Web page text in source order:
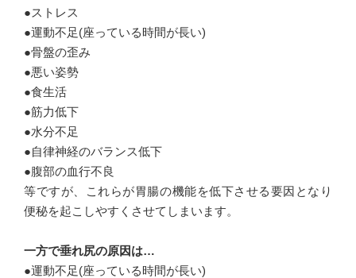
●ストレス
●運動不足(座っている時間が長い)
●骨盤の歪み
●悪い姿勢
●食生活
●筋力低下
●水分不足
●自律神経のバランス低下
●腹部の血行不良
等ですが、これらが胃腸の機能を低下させる要因となり
便秘を起こしやすくさせてしまいます。
一方で垂れ尻の原因は…
●運動不足(座っている時間が長い)